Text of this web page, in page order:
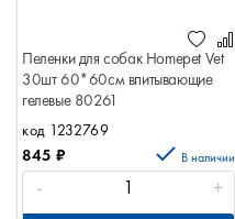
Пеленки для собак Homepet Vet
30шт 60*60см впитывающие
гелевые 80261
код 1232769
845 ₽ В наличии
- +